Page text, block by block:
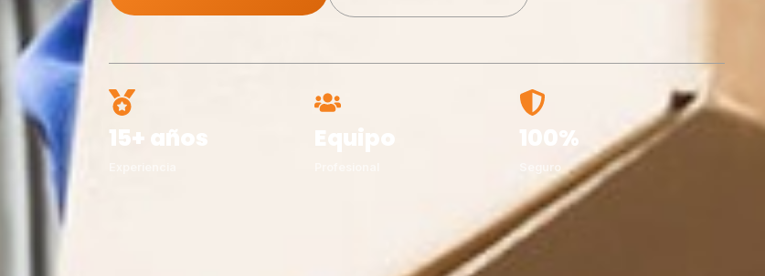
15+ años Equipo 100%
Seguro